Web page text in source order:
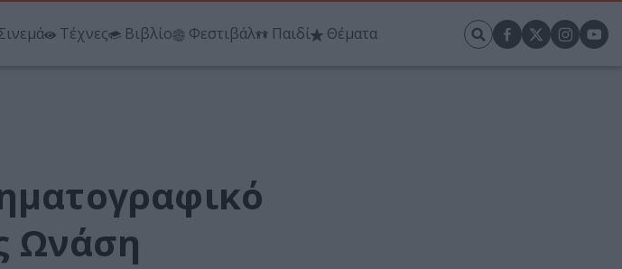
Τέχνες Βιβλίο Φεστιβάλ Παιδί Θέματα
Ωνάση